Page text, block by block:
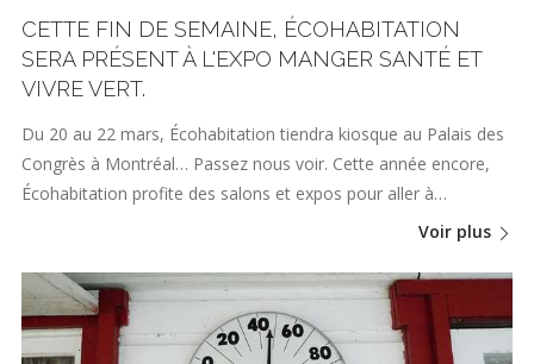
CETTE FIN DE SEMAINE, ÉCOHABITATION
SERA PRÉSENT À L'EXPO MANGER SANTÉ ET
VIVRE VERT.
Du 20 au 22 mars, Écohabitation tiendra kiosque au Palais des
Congrès à Montréal… Passez nous voir. Cette année encore,
Écohabitation profite des salons et expos pour aller à…
Voir plus